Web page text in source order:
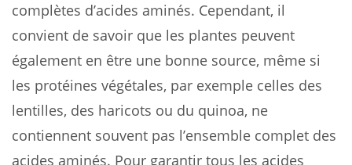
complètes d’acides aminés. Cependant, il
convient de savoir que les plantes peuvent
également en être une bonne source, même si
les protéines végétales, par exemple celles des
lentilles, des haricots ou du quinoa, ne
contiennent souvent pas l’ensemble complet des
acides aminés. Pour garantir tous les acides